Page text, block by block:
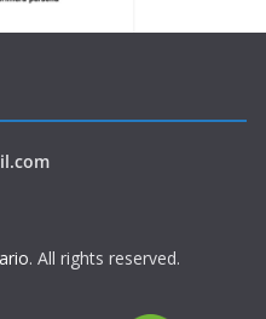
. All rights reserved.